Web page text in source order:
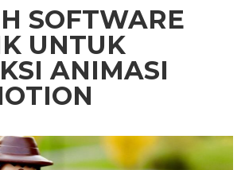
SOFTWARE
UNTUK
ANIMASI